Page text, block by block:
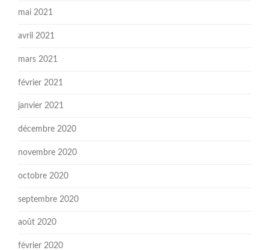
mai 2021
avril 2021
mars 2021
février 2021
janvier 2021
décembre 2020
novembre 2020
octobre 2020
septembre 2020
août 2020
février 2020